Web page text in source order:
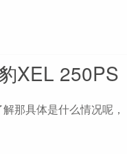
XEL 250PS
那具体是什么情况呢，